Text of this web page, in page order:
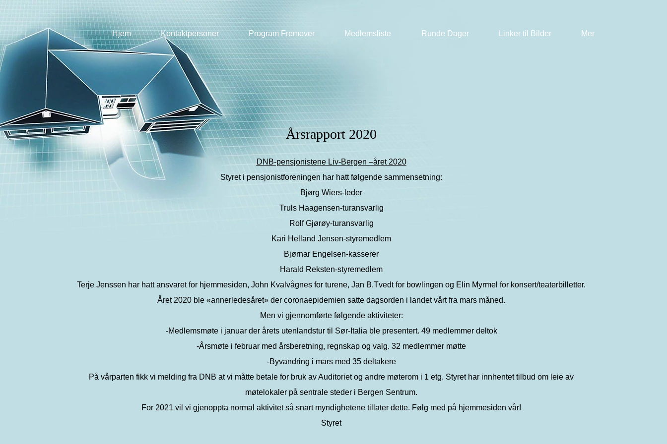
Hjem Kontaktpersoner Program Fremover Medlemsliste Runde Dager Linker til Bilder Mer
Årsrapport 2020
DNB-pensjonistene Liv-Bergen –året 2020
Styret i pensjonistforeningen har hatt følgende sammensetning:
Bjørg Wiers-leder
Truls Haagensen-turansvarlig
Rolf Gjørøy-turansvarlig
Kari Helland Jensen-styremedlem
Bjørnar Engelsen-kasserer
Harald Reksten-styremedlem
Terje Jenssen har hatt ansvaret for hjemmesiden, John Kvalvågnes for turene, Jan B.Tvedt for bowlingen og Elin Myrmel for konsert/teaterbilletter.
Året 2020 ble «annerledesåret» der coronaepidemien satte dagsorden i landet vårt fra mars måned.
Men vi gjennomførte følgende aktiviteter:
-Medlemsmøte i januar der årets utenlandstur til Sør-Italia ble presentert. 49 medlemmer deltok
-Årsmøte i februar med årsberetning, regnskap og valg. 32 medlemmer møtte
-Byvandring i mars med 35 deltakere
På vårparten fikk vi melding fra DNB at vi måtte betale for bruk av Auditoriet og andre møterom i 1 etg. Styret har innhentet tilbud om leie av
møtelokaler på sentrale steder i Bergen Sentrum.
For 2021 vil vi gjenoppta normal aktivitet så snart myndighetene tillater dette. Følg med på hjemmesiden vår!
Styret